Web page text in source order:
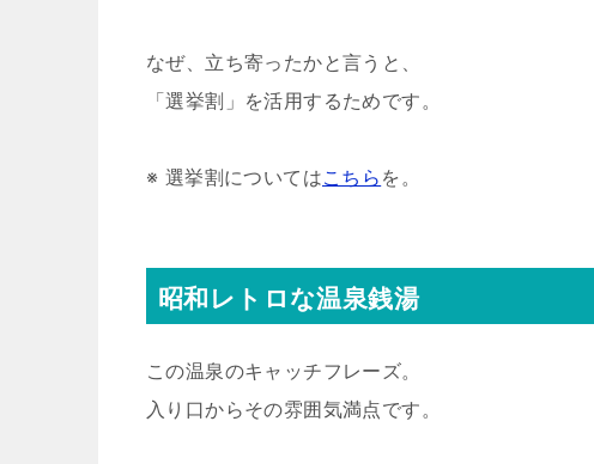
なぜ、立ち寄ったかと言うと、
「選挙割」を活用するためです。
※ 選挙割についてはこちら を。
昭和レトロな温泉銭湯
この温泉のキャッチフレーズ。
入り口からその雰囲気満点です。